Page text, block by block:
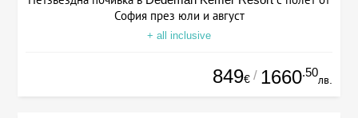
София през юли и август
+ all inclusive
849€ / 1660.50
лв.